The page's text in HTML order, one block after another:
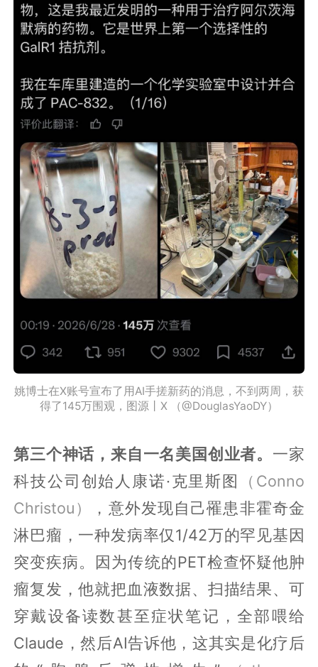
姚博士在X账号宣布了用AI手搓新药的消息，不到两周，获
得了145万围观，图源丨X （@DouglasYaoDY）
第三个神话，来自一名美国创业者。 一家
科技公司创始人康诺·克里斯图
（Conno
Christou）
，意外发现自己罹患非霍奇金
淋巴瘤，一种发病率仅1/42万的罕见基因
突变疾病。因为传统的PET检查怀疑他肿
瘤复发，他就把血液数据、扫描结果、可
穿戴设备读数甚至症状笔记，全部喂给
Claude，然后AI告诉他，这其实是化疗后